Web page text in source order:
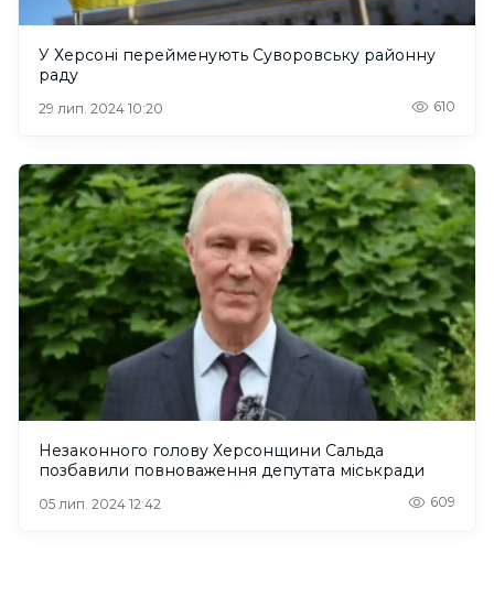
У Херсоні перейменують Суворовську районну
раду
29 лип. 2024 10:20 610
Незаконного голову Херсонщини Сальда
позбавили повноваження депутата міськради
05 лип. 2024 12:42 609